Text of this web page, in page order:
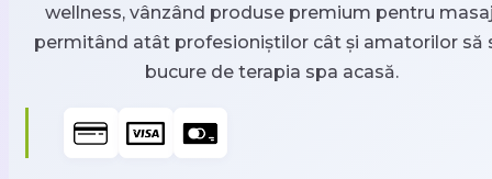
wellness, vânzând produse premium pentru
permitând atât profesioniștilor cât și amatorilor să
bucure de terapia spa acasă.